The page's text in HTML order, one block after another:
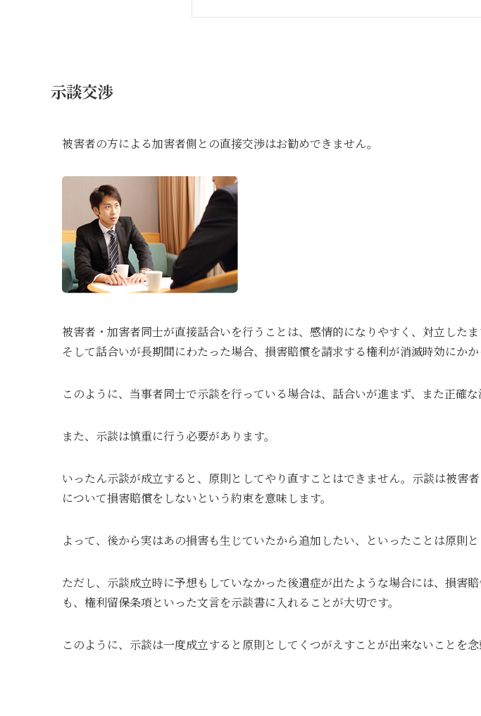
示談交渉
被害者の方による加害者側との直接交渉はお勧めできません。
被害者・加害者同士が直接話合いを行うことは、感情的になりやすく、対立した
そして話合いが長期間にわたった場合、損害賠償を請求する権利が消滅時効にか
このように、当事者同士で示談を行っている場合は、話合いが進まず、また正確
また、示談は慎重に行う必要があります。
いったん示談が成立すると、原則としてやり直すことはできません。示談は被害
について損害賠償をしないという約束を意味します。
よって、後から実はあの損害も生じていたから追加したい、といったことは原則と
ただし、示談成立時に予想もしていなかった後遺症が出たような場合には、損害
も、権利留保条項といった文言を示談書に入れることが大切です。
このように、示談は一度成立すると原則としてくつがえすことが出来ないことを